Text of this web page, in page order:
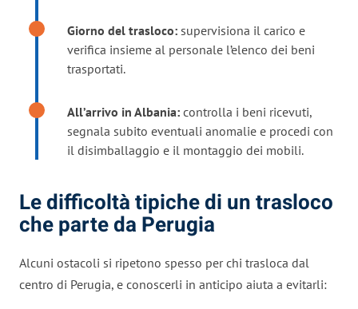
Giorno del trasloco: supervisiona il carico e
verifica insieme al personale l’elenco dei beni
trasportati.
All’arrivo in Albania: controlla i beni ricevuti,
segnala subito eventuali anomalie e procedi con
il disimballaggio e il montaggio dei mobili.
Le difficoltà tipiche di un trasloco
che parte da Perugia
Alcuni ostacoli si ripetono spesso per chi trasloca dal
centro di Perugia, e conoscerli in anticipo aiuta a evitarli: